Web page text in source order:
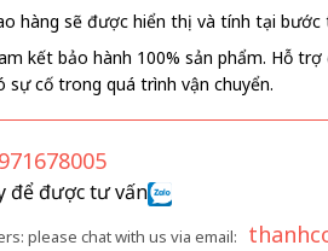
hàng sẽ được hiển thị và tính tại bước
kết bảo hành 100% sản phẩm. Hỗ
sự cố trong quá trình vận chuyển.
để được tư vấn
please chat with us via email: